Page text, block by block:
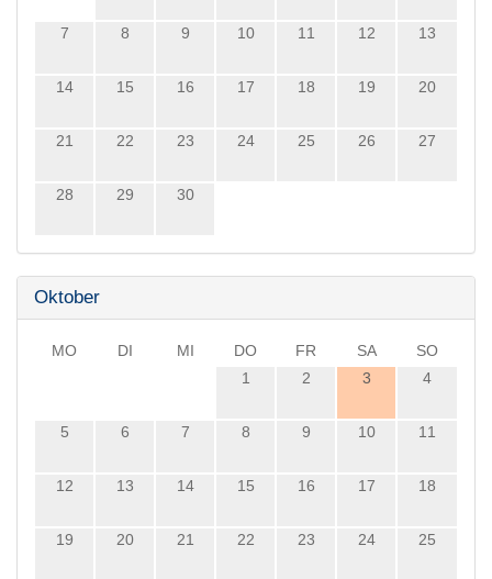
7 8 9 10 11 12 13
14 15 16 17 18 19 20
21 22 23 24 25 26 27
28 29 30
Oktober
MO DI MI DO FR SA
SO
1
2 3 4
5 6 7 8 9 10 11
12 13 14 15 16 17 18
19 20 21 22 23 24 25